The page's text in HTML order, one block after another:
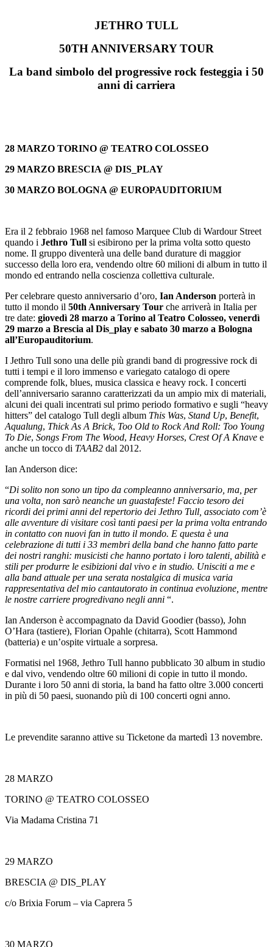
JETHRO TULL
50TH ANNIVERSARY TOUR
La band simbolo del progressive rock festeggia i 50
anni di carriera
28 MARZO TORINO @ TEATRO COLOSSEO
29 MARZO BRESCIA @ DIS_PLAY
30 MARZO BOLOGNA @ EUROPAUDITORIUM
Era il 2 febbraio 1968 nel famoso Marquee Club di Wardour Street
quando i Jethro Tull si esibirono per la prima volta sotto questo
nome. Il gruppo diventerà una delle band durature di maggior
successo della loro era, vendendo oltre 60 milioni di album in tutto il
mondo ed entrando nella coscienza collettiva culturale.
Per celebrare questo anniversario d’oro, Ian Anderson porterà in
tutto il mondo il 50th Anniversary Tour che arriverà in Italia per
tre date: giovedì 28 marzo a Torino al Teatro Colosseo, venerdì
29 marzo a Brescia al Dis_play e sabato 30 marzo a Bologna
all’Europauditorium.
I Jethro Tull sono una delle più grandi band di progressive rock di
tutti i tempi e il loro immenso e variegato catalogo di opere
comprende folk, blues, musica classica e heavy rock. I concerti
dell’anniversario saranno caratterizzati da un ampio mix di materiali,
alcuni dei quali incentrati sul primo periodo formativo e sugli “heavy
hitters” del catalogo Tull degli album This Was, Stand Up, Benefit,
Aqualung, Thick As A Brick, Too Old to Rock And Roll: Too Young
To Die, Songs From The Wood, Heavy Horses, Crest Of A Knave e
anche un tocco di TAAB2 dal 2012.
Ian Anderson dice:
“Di solito non sono un tipo da compleanno anniversario, ma, per
una volta, non sarò neanche un guastafeste! Faccio tesoro dei
ricordi dei primi anni del repertorio dei Jethro Tull, associato com’è
alle avventure di visitare così tanti paesi per la prima volta entrando
in contatto con nuovi fan in tutto il mondo. E questa è una
celebrazione di tutti i 33 membri della band che hanno fatto parte
dei nostri ranghi: musicisti che hanno portato i loro talenti, abilità e
stili per produrre le esibizioni dal vivo e in studio. Unisciti a me e
alla band attuale per una serata nostalgica di musica varia
rappresentativa del mio cantautorato in continua evoluzione, mentre
le nostre carriere progredivano negli anni “.
Ian Anderson è accompagnato da David Goodier (basso), John
O’Hara (tastiere), Florian Opahle (chitarra), Scott Hammond
(batteria) e un’ospite virtuale a sorpresa.
Formatisi nel 1968, Jethro Tull hanno pubblicato 30 album in studio
e dal vivo, vendendo oltre 60 milioni di copie in tutto il mondo.
Durante i loro 50 anni di storia, la band ha fatto oltre 3.000 concerti
in più di 50 paesi, suonando più di 100 concerti ogni anno.
Le prevendite saranno attive su Ticketone da martedì 13 novembre.
28 MARZO
TORINO @ TEATRO COLOSSEO
Via Madama Cristina 71
29 MARZO
BRESCIA @ DIS_PLAY
c/o Brixia Forum – via Caprera 5
30 MARZO